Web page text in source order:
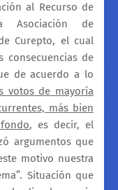
al Recurso de
Asociación de
Curepto, el cual
consecuencias de
de acuerdo a lo
votos de mayoría
más bien
, es decir, el
argumentos que
motivo nuestra
Situación que